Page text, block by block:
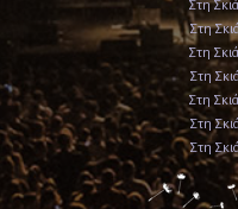
Στη
Στη
Στη
Στη
Στη
Στη
Στη